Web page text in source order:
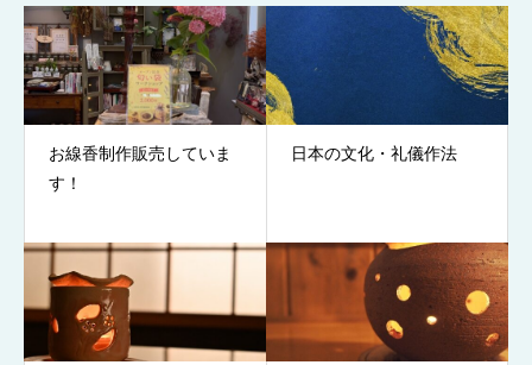
お線香制作販売していま
す！
日本の文化・礼儀作法